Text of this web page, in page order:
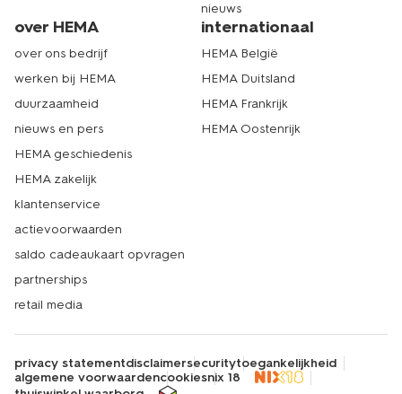
nieuws
over HEMA
over ons bedrijf
werken bij HEMA
duurzaamheid
nieuws en pers
HEMA geschiedenis
HEMA zakelijk
klantenservice
actievoorwaarden
saldo cadeaukaart opvragen
partnerships
retail media
internationaal
HEMA België
HEMA Duitsland
HEMA Frankrijk
HEMA Oostenrijk
privacy statementdisclaimersecuritytoegankelijkheid
algemene voorwaardencookiesnix 18